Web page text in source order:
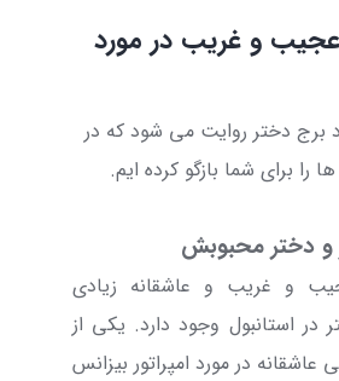
و غریب در مورد
برج دختر روایت می شود که در
را برای شما بازگو کرده ایم.
و دختر محبوبش
و غریب و عاشقانه زیادی
در استانبول وجود دارد. یکی از
عاشقانه در مورد امپراتور بیزانس